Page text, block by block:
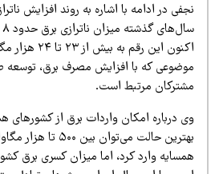
در ادامه با اشاره به روند افزایش ناترازی
اکنون این رقم به بیش از ۲۳
که با افزایش مصرف برق، توسعه صنایع
مرتبط است.
درباره امکان واردات برق از کشورهای
بهترین حالت می‌توان بین ۵۰۰ تا
وارد کرد، اما میزان کسری برق کشور